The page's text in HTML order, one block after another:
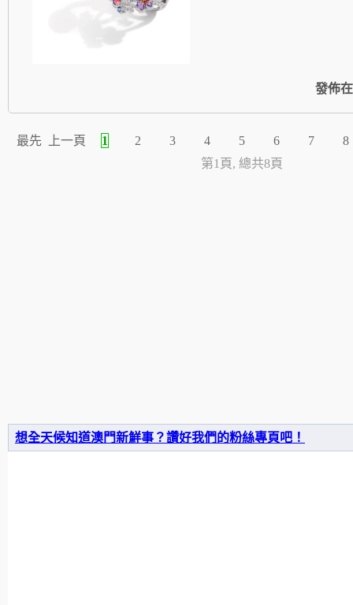
發佈在
最先 上一頁 1 2 3 4 5 6 7
8
第1頁, 總共8頁
想全天候知道澳門新鮮事？讚好我們的粉絲專頁吧！